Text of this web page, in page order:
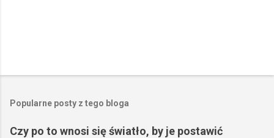
Popularne posty z tego bloga
Czy po to wnosi się światło, by je postawić